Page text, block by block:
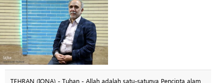
TEHRAN (IQNA) - Tuhan - Allah adalah satu-satunya Pencipta alam